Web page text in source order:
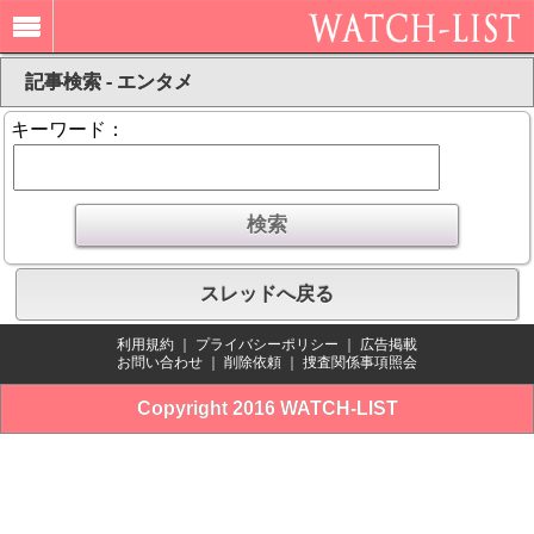
記事検索 - エンタメ
キーワード：
スレッドへ戻る
利用規約 プライバシーポリシー
広告掲載
お問い合わせ
削除依頼 捜査関係事項照会
Copyright 2016 WATCH-LIST